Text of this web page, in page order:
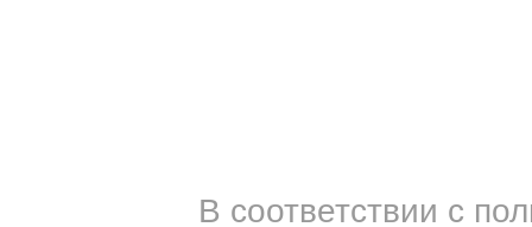
В соответствии с